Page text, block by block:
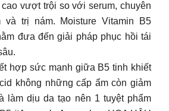
vượt trội so với serum, chuyên
và trị nám. Moisture Vitamin B5
đưa đến giải pháp phục hồi tái
hợp sức mạnh giữa B5 tinh khiết
không những cấp ẩm còn giảm
làm dịu da tạo nên 1 tuyệt phẩm